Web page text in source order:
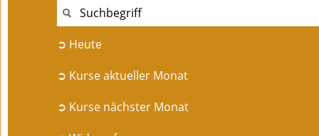
➲ Heute
➲ Kurse aktueller Monat
➲ Kurse nächster Monat